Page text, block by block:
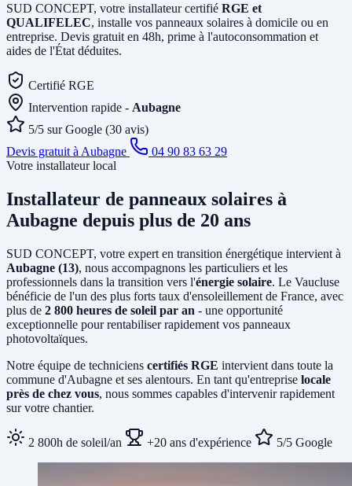
SUD CONCEPT, votre installateur certifié RGE et
QUALIFELEC, installe vos panneaux solaires à domicile ou en
entreprise. Devis gratuit en 48h, prime à l'autoconsommation et
aides de l'État déduites.
Certifié RGE
Intervention rapide - Aubagne
5/5 sur Google (30 avis)
Devis gratuit à Aubagne
04 90 83 63 29
Votre installateur local
Installateur de panneaux solaires à
Aubagne depuis plus de 20 ans
SUD CONCEPT, votre expert en transition énergétique intervient à
Aubagne (13), nous accompagnons les particuliers et les
professionnels dans la transition vers l'énergie solaire. Le Vaucluse
bénéficie de l'un des plus forts taux d'ensoleillement de France, avec
plus de 2 800 heures de soleil par an - une opportunité
exceptionnelle pour rentabiliser rapidement vos panneaux
photovoltaïques.
Notre équipe de techniciens certifiés RGE intervient dans toute la
commune d'Aubagne et ses alentours. En tant qu'entreprise locale
près de chez vous, nous sommes capables d'intervenir rapidement
sur votre chantier.
2 800h de soleil/an +20 ans d'expérience 5/5 Google